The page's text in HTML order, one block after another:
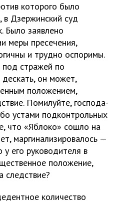
которого было
в Дзержинский суд
Было заявлено
меры пресечения,
и трудно оспоримы.
под стражей по
он может,
положением,
Помилуйте, господа-
устами подконтрольных
что «Яблоко» сошло на
маргинализировалось —
у его руководителя в
положение,
следствие?
количество